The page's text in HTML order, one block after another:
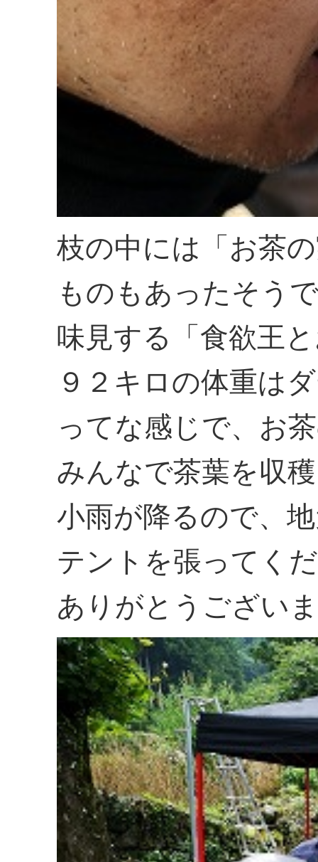
枝の中には「お茶
ものもあったそう
味見する「食欲王
９２キロの体重は
ってな感じで、お
みんなで茶葉を収
小雨が降るので、
テントを張ってく
ありがとうござい